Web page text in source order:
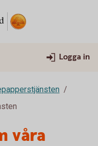
Logga in
våra